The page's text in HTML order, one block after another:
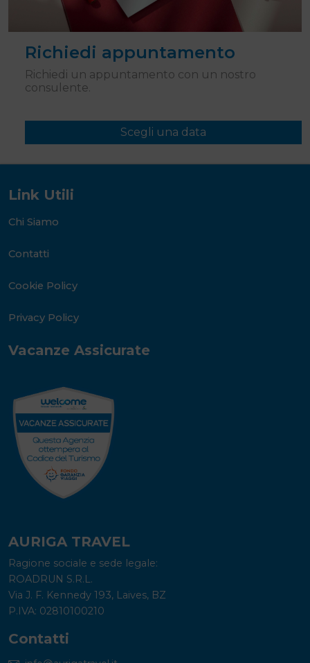
Richiedi appuntamento
Richiedi un appuntamento con un nostro
consulente.
Scegli una data
Link Utili
Chi Siamo
Contatti
Cookie Policy
Privacy Policy
Vacanze Assicurate
AURIGA TRAVEL
Ragione sociale e sede legale:
ROADRUN S.R.L.
Via J. F. Kennedy 193, Laives, BZ
P.IVA: 02810100210
Contatti